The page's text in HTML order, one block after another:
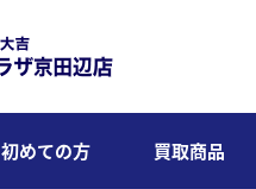
初めての方 買取商品